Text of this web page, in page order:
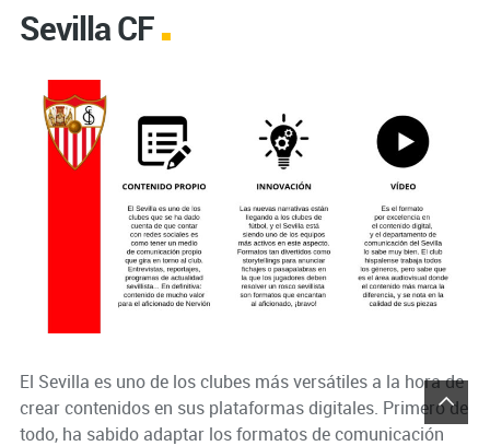
Sevilla CF
El Sevilla es uno de los clubes más versátiles a la hora de
crear contenidos en sus plataformas digitales. Primero de
todo, ha sabido adaptar los formatos de comunicación